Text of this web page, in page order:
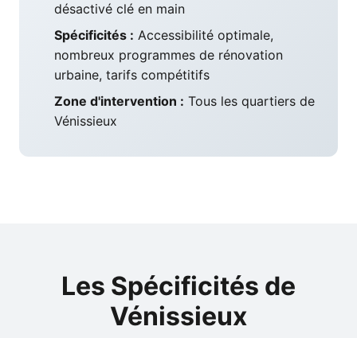
désactivé clé en main
Spécificités : Accessibilité optimale,
nombreux programmes de rénovation
urbaine, tarifs compétitifs
Zone d'intervention : Tous les quartiers de
Vénissieux
Les Spécificités de
Vénissieux